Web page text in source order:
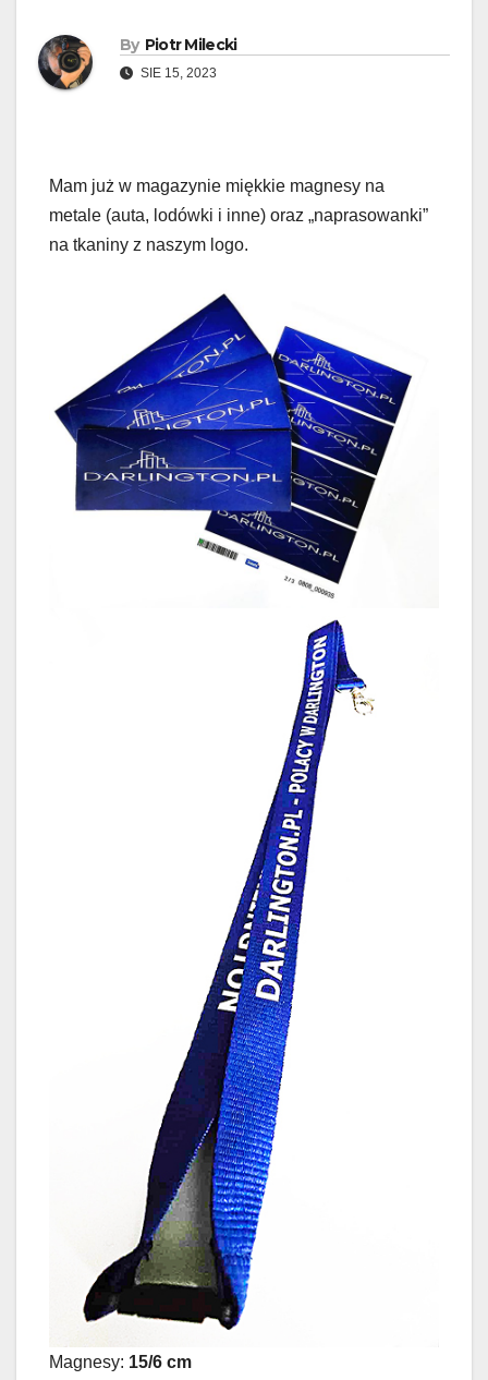
By Piotr Milecki
SIE 15, 2023
Mam już w magazynie miękkie magnesy na
metale (auta, lodówki i inne) oraz „naprasowanki”
na tkaniny z naszym logo.
Magnesy: 15/6 cm